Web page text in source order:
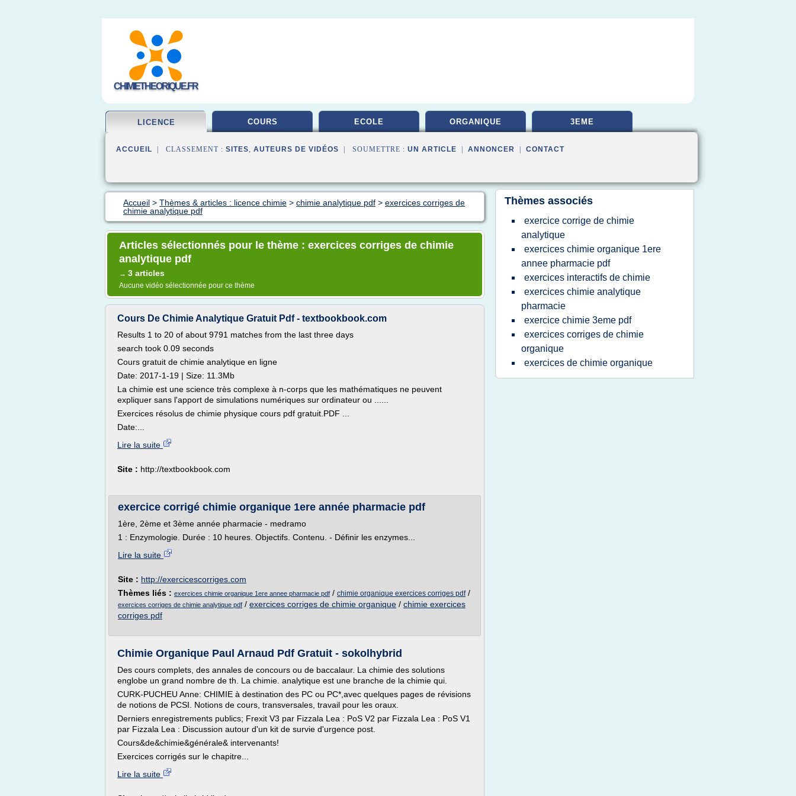
CHIMIETHEORIQUE.FR
LICENCE COURS ECOLE ORGANIQUE 3EME
ACCUEIL | CLASSEMENT : SITES, AUTEURS DE VIDÉOS | SOUMETTRE : UN ARTICLE ANNONCER CONTACT
Accueil > Thèmes & articles : licence chimie > chimie analytique pdf > exercices corriges de
chimie analytique pdf
Articles sélectionnés pour le thème : exercices corriges de chimie
analytique pdf
→ 3 articles
Aucune vidéo sélectionnée pour ce thème
Cours De Chimie Analytique Gratuit Pdf - textbookbook.com
Results 1 to 20 of about 9791 matches from the last three days
search took 0.09 seconds
Cours gratuit de chimie analytique en ligne
Date: 2017-1-19 | Size: 11.3Mb
La chimie est une science très complexe à n-corps que les mathématiques ne peuvent
expliquer sans l'apport de simulations numériques sur ordinateur ou ......
Exercices résolus de chimie physique cours pdf gratuit.PDF ...
Date:...
Lire la suite
Site : http://textbookbook.com
exercice corrigé chimie organique 1ere année pharmacie pdf
1ère, 2ème et 3ème année pharmacie - medramo
1 : Enzymologie. Durée : 10 heures. Objectifs. Contenu. - Définir les enzymes...
Lire la suite
Site : http://exercicescorriges.com
Thèmes liés : exercices chimie organique 1ere annee pharmacie pdf / chimie organique exercices corriges pdf/
exercices corriges de chimie analytique pdf / exercices corriges de chimie organique / chimie exercices
corriges pdf
Chimie Organique Paul Arnaud Pdf Gratuit - sokolhybrid
Des cours complets, des annales de concours ou de baccalaur. La chimie des solutions
englobe un grand nombre de th. La chimie. analytique est une branche de la chimie qui.
CURK-PUCHEU Anne: CHIMIE à destination des PC ou PC*,avec quelques pages de révisions
de notions de PCSI. Notions de cours, transversales, travail pour les oraux.
Derniers enregistrements publics; Frexit V3 par Fizzala Lea : PoS V2 par Fizzala Lea : PoS V1
par Fizzala Lea : Discussion autour d'un kit de survie d'urgence post.
Cours&de&chimie&générale& intervenants!
Exercices corrigés sur le chapitre...
Lire la suite
Thèmes associés
exercice corrige de chimie
analytique
exercices chimie organique 1ere
annee pharmacie pdf
exercices interactifs de chimie
exercices chimie analytique
pharmacie
exercice chimie 3eme pdf
exercices corriges de chimie
organique
exercices de chimie organique